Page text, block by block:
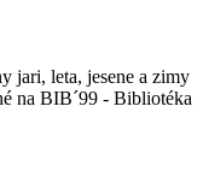
jari, leta, jesene a zimy
na BIB´99 - Bibliotéka